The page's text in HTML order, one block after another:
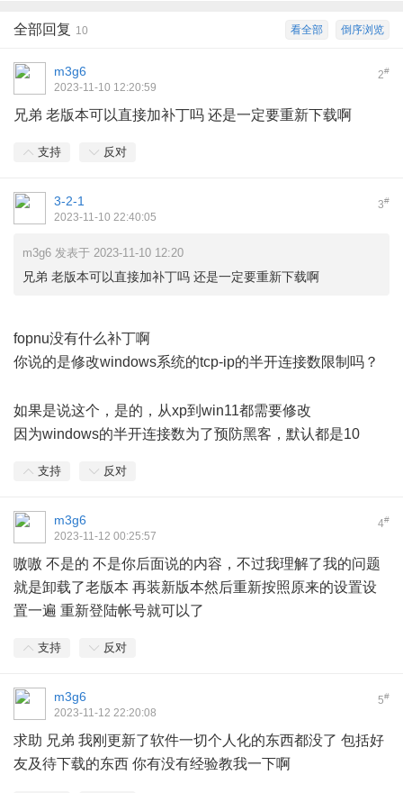
倒序浏览
看全部
全部回复 10
2#
m3g6
2023-11-10 12:20:59
兄弟 老版本可以直接加补丁吗 还是一定要重新下载啊
支持 反对
3#
3-2-1
2023-11-10 22:40:05
m3g6 发表于 2023-11-10 12:20
兄弟 老版本可以直接加补丁吗 还是一定要重新下载啊
fopnu没有什么补丁啊
你说的是修改windows系统的tcp-ip的半开连接数限制吗？
如果是说这个，是的，从xp到win11都需要修改
因为windows的半开连接数为了预防黑客，默认都是10
支持 反对
4#
m3g6
2023-11-12 00:25:57
嗷嗷 不是的 不是你后面说的内容，不过我理解了我的问题
就是卸载了老版本 再装新版本然后重新按照原来的设置设
置一遍 重新登陆帐号就可以了
支持 反对
5#
m3g6
2023-11-12 22:20:08
求助 兄弟 我刚更新了软件一切个人化的东西都没了 包括好
友及待下载的东西 你有没有经验教我一下啊